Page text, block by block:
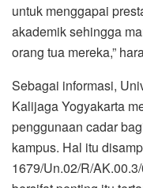
untuk menggapai
akademik sehingga
orang tua mereka,”
Sebagai informasi,
Kalijaga Yogyakarta
penggunaan cadar
kampus. Hal itu
1679/Un.02/R/